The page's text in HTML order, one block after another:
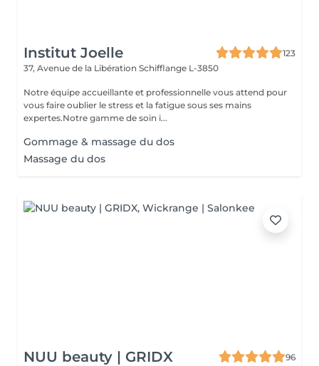
Institut Joelle
123
37, Avenue de la Libération Schifflange L-3850
Notre équipe accueillante et professionnelle vous attend pour
vous faire oublier le stress et la fatigue sous ses mains
expertes.Notre gamme de soin i...
Gommage & massage du dos
Massage du dos
NUU beauty | GRIDX
96